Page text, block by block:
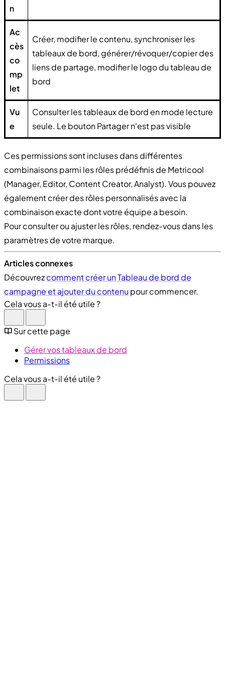
n
Ac
cès
co
mp
let
Créer, modifier le contenu, synchroniser les
tableaux de bord, générer/révoquer/copier des
liens de partage, modifier le logo du tableau de
bord
Vu
e
Consulter les tableaux de bord en mode lecture
seule. Le bouton Partager n'est pas visible
Ces permissions sont incluses dans différentes
combinaisons parmi les rôles prédéfinis de Metricool
(Manager, Editor, Content Creator, Analyst). Vous pouvez
également créer des rôles personnalisés avec la
combinaison exacte dont votre équipe a besoin.
Pour consulter ou ajuster les rôles, rendez-vous dans les
paramètres de votre marque.
Articles connexes
Découvrezcomment créer un Tableau de bord de
campagne et ajouter du contenu pour commencer.
Cela vous a-t-il été utile ?
Sur cette page
Gérer vos tableaux de bord
Permissions
Cela vous a-t-il été utile ?